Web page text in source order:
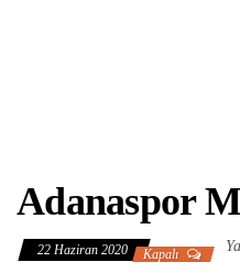
Adanaspor
22 Haziran 2020 Kapalı